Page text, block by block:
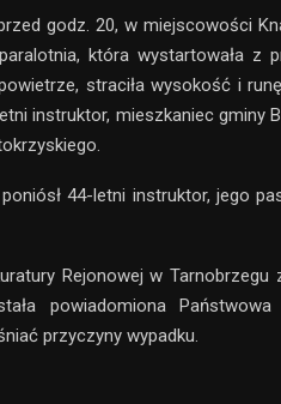
godz. 20, w miejscowości
która wystartowała z
straciła wysokość i
instruktor, mieszkaniec gminy
44-letni instruktor, jego
Rejonowej w Tarnobrzegu
powiadomiona
przyczyny wypadku.